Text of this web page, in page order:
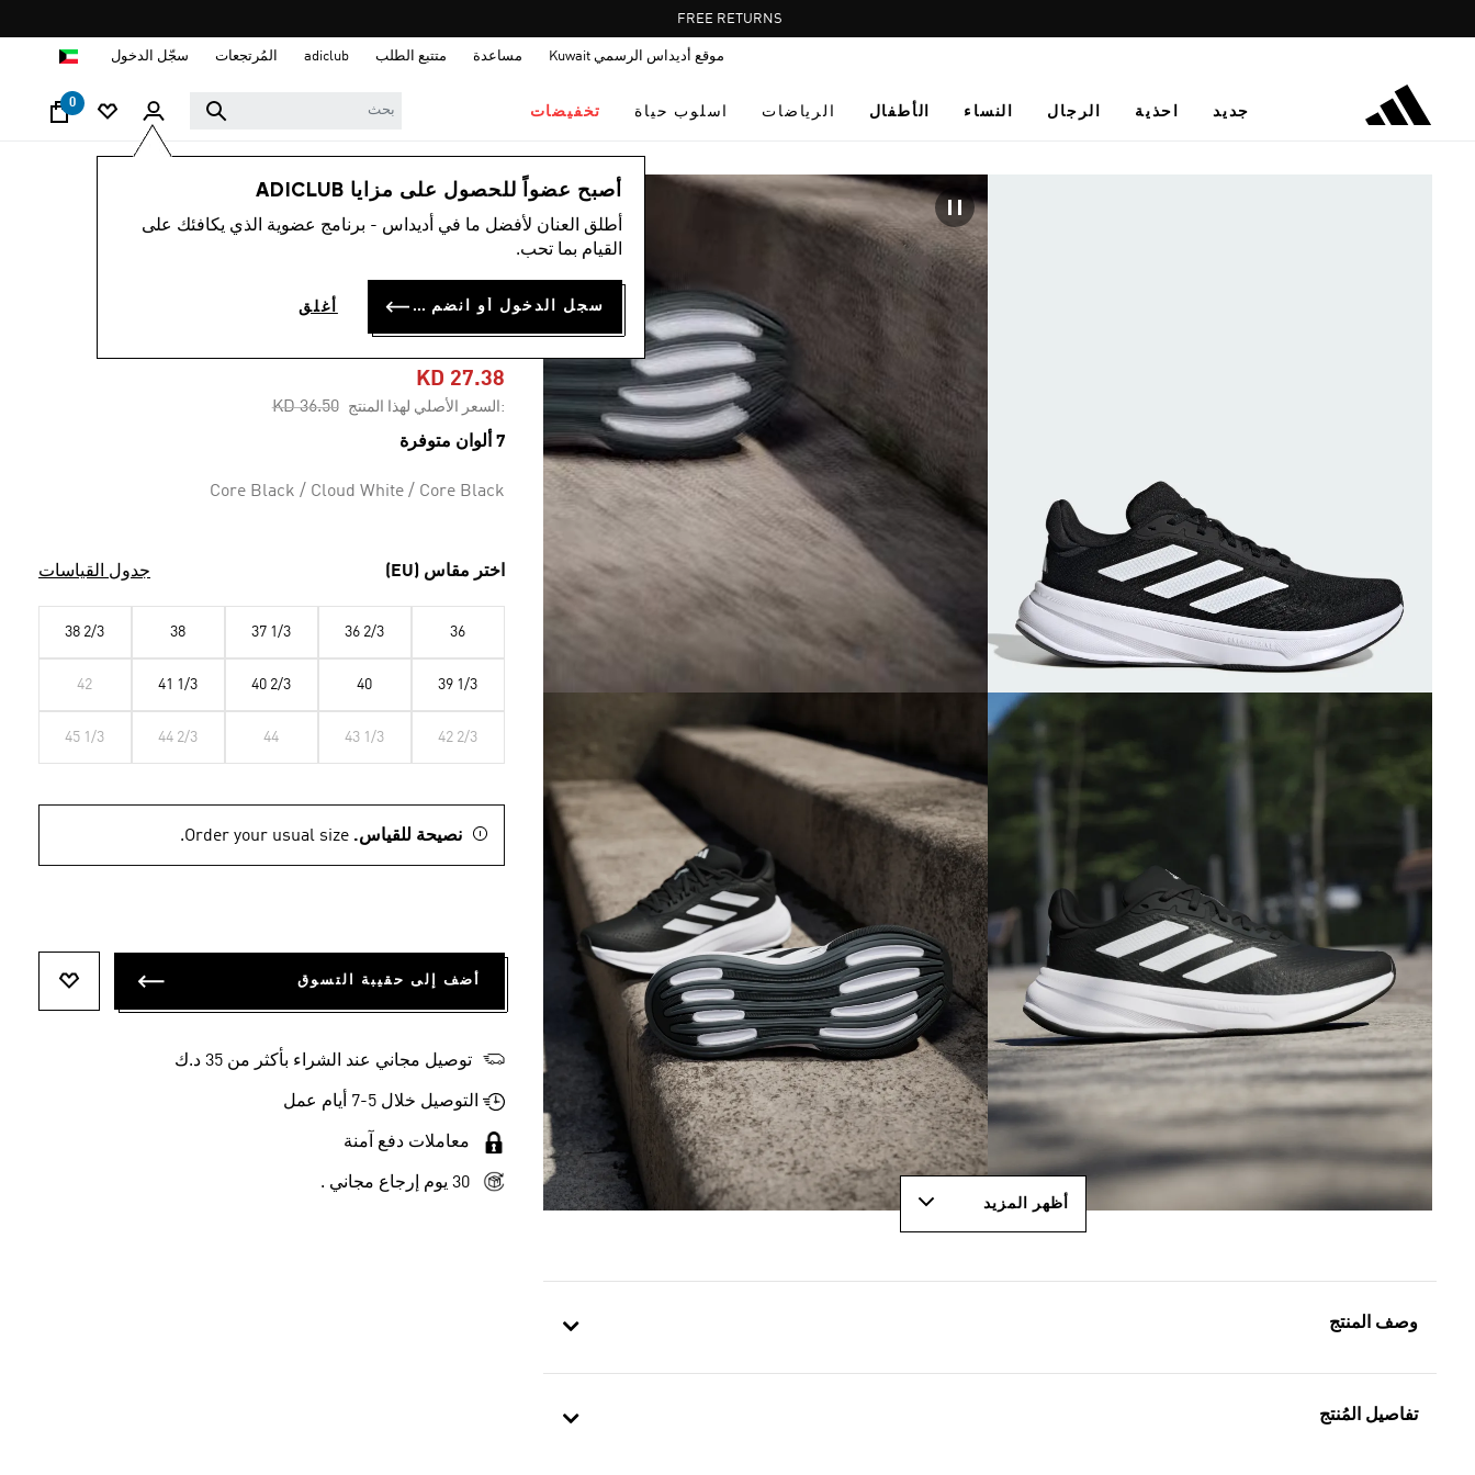
Pause
promotion
FREE DELIVERY OVER 35 KWD
موقع أديداس الرسمي Kuwait مساعدة متتبع الطلب adiclub المُرتجعات سجّل الدخول
جديد احذية الرجال النساء الأطفال الرياضات اسلوب حياة تخفيضات
0
أصبح عضواً للحصول على مزايا ADICLUB
أطلق العنان لأفضل ما في أديداس - برنامج عضوية الذي يكافئك على
القيام بما تحب.
سجل الدخول أو انضم الآن أغلق
أظهر المزيد
وصف المنتج
تفاصيل المُنتج
النساء أحذية
حذاء RESPONSE
SUPER
KD 27.38
:السعر الأصلي لهذا المنتج Price reduced from
KD 36.50
to
7 ألوان متوفرة
Core Black / Cloud White / Core Black
اختر مقاس (EU) جدول القياسات
36
36 2/3
37 1/3
38
38 2/3
39 1/3
40
40 2/3
41 1/3
42
42 2/3
43 1/3
44
44 2/3
45 1/3
نصيحة للقياس.Order your usual size.
أضف إلى حقيبة التسوق
توصيل مجاني عند الشراء بأكثر من 35 د.ك
التوصيل خلال 5-7 أيام عمل
معاملات دفع آمنة
30 يوم إرجاع مجاني .